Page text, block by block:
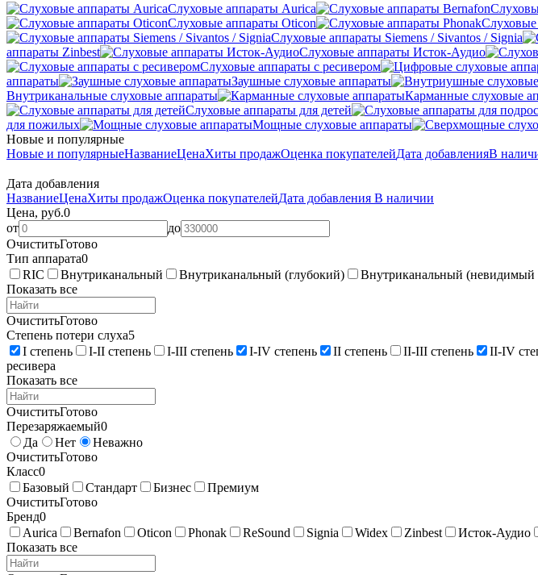
Слуховые аппараты Aurica
Слуховые аппараты Oticon
Слуховые
Слуховые аппараты Siemens / Sivantos / Signia
аппараты Zinbest
Слуховые аппараты Исток-Аудио
Слуховые аппараты с ресивером
аппараты
Заушные слуховые аппараты
Внутриканальные слуховые аппараты
Карманные слуховые
Слуховые аппараты для детей
для пожилых
Мощные слуховые аппараты
Новые и популярные
Новые и популярныеНазваниеЦенаХиты продажОценка покупателейДата добавленияВ
Дата добавления
НазваниеЦенаХиты продажОценка покупателейДата добавления В наличии
Цена, руб.0
от
до
ОчиститьГотово
Тип аппарата0
RIC
Внутриканальный Внутриканальный (глубокий) Внутриканальный (невидимый
Показать все
ОчиститьГотово
Степень потери слуха5
I степень
I-II степень I-III степень I-IV степень II степень II-III степень II-IV
ресивера
Показать все
ОчиститьГотово
Перезаряжаемый0
Да
Нет
Неважно
ОчиститьГотово
Класс0
Базовый
Стандарт Бизнес
Премиум
ОчиститьГотово
Бренд0
Aurica
Bernafon Oticon Phonak ReSound Signia Widex Zinbest Исток-Аудио
Показать все